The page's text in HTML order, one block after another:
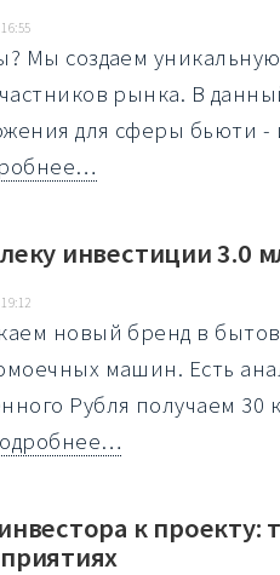
Мы создаем
рынка. В
для сферы бьюти -
инвестиции 3.0
новый бренд в
машин. Есть
Рубля получаем 30
к проекту: